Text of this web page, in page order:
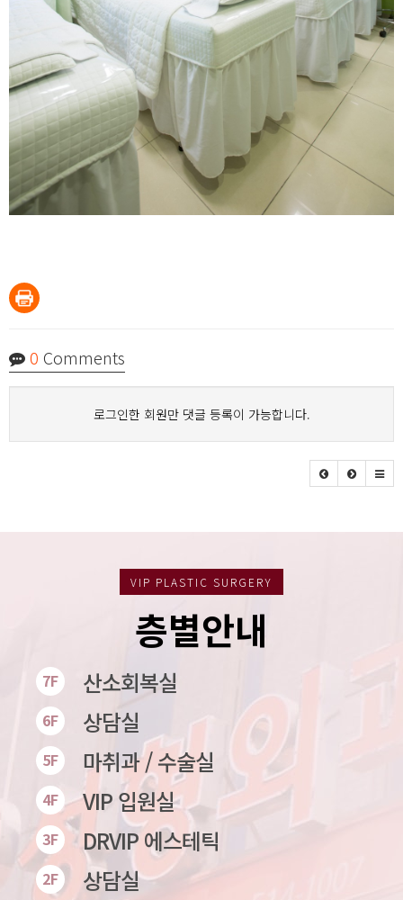
0 Comments
로그인한 회원만 댓글 등록이 가능합니다.
VIP PLASTIC SURGERY
층별안내
7F 산소회복실
6F 상담실
5F 마취과 / 수술실
4F VIP 입원실
3F DRVIP 에스테틱
2F 상담실